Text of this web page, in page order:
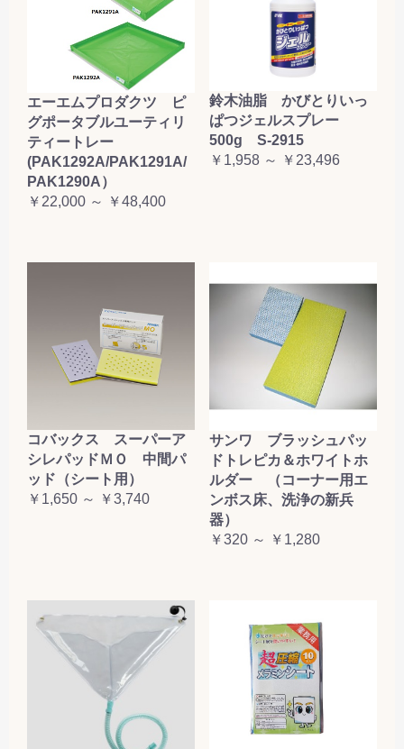
エーエムプロダクツ ピ
グポータブルユーティリ
ティートレー
(PAK1292A/PAK1291A/
PAK1290A）
￥22,000 ～ ￥48,400
鈴木油脂 かびとりいっ
ぱつジェルスプレー
500g S-2915
￥1,958 ～ ￥23,496
コバックス スーパーア
シレパッドＭＯ 中間パ
ッド（シート用）
￥1,650 ～ ￥3,740
サンワ ブラッシュパッ
ドトレピカ＆ホワイトホ
ルダー （コーナー用エ
ンボス床、洗浄の新兵
器）
￥320 ～ ￥1,280